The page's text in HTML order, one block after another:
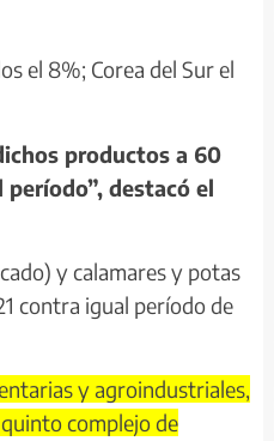
el 8%; Corea del Sur el
productos a 60
destacó el
y calamares y potas
contra igual período de
y agroindustriales,
complejo de